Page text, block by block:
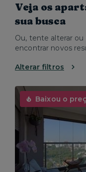
Veja os
sua busca
Ou, tente alterar
encontrar novos
Alterar filtros
Baixou o